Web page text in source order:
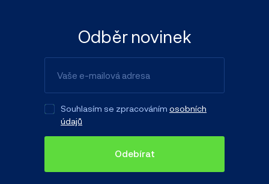
Odběr novinek
Souhlasím se zpracováním osobních
údajů
Odebírat